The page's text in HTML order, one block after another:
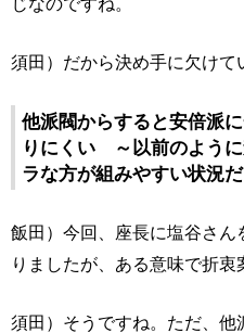
須田）だから決め手に欠けて
他派閥からすると安倍派
りにくい ～以前のよう
ラな方が組みやすい状況
飯田）今回、座長に塩谷さ
りましたが、ある意味で折
須田）そうですね。ただ、